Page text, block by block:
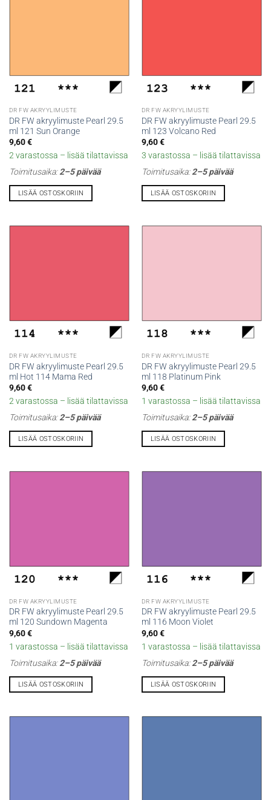
DR FW AKRYYLIMUSTE
DR FW akryylimuste Pearl 29.5
ml 121 Sun Orange
9,60€
2 varastossa – lisää tilattavissa
Toimitusaika:2–5 päivää
LISÄÄ OSTOSKORIIN
DR FW AKRYYLIMUSTE
DR FW akryylimuste Pearl 29.5
ml 123 Volcano Red
9,60€
3 varastossa – lisää tilattavissa
Toimitusaika:2–5 päivää
LISÄÄ OSTOSKORIIN
DR FW AKRYYLIMUSTE
DR FW akryylimuste Pearl 29.5
ml Hot 114 Mama Red
9,60€
2 varastossa – lisää tilattavissa
Toimitusaika:2–5 päivää
LISÄÄ OSTOSKORIIN
DR FW AKRYYLIMUSTE
DR FW akryylimuste Pearl 29.5
ml 118 Platinum Pink
9,60€
1 varastossa – lisää tilattavissa
Toimitusaika:2–5 päivää
LISÄÄ OSTOSKORIIN
DR FW AKRYYLIMUSTE
DR FW akryylimuste Pearl 29.5
ml 120 Sundown Magenta
9,60€
1 varastossa – lisää tilattavissa
Toimitusaika:2–5 päivää
LISÄÄ OSTOSKORIIN
DR FW AKRYYLIMUSTE
DR FW akryylimuste Pearl 29.5
ml 116 Moon Violet
9,60€
1 varastossa – lisää tilattavissa
Toimitusaika:2–5 päivää
LISÄÄ OSTOSKORIIN